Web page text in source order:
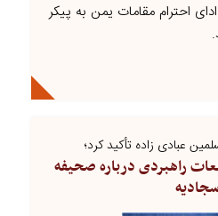
احترام مقامات یمن به پیکر
عبادی زاده تأکید کرد؛
راهبردی درباره صحیفه